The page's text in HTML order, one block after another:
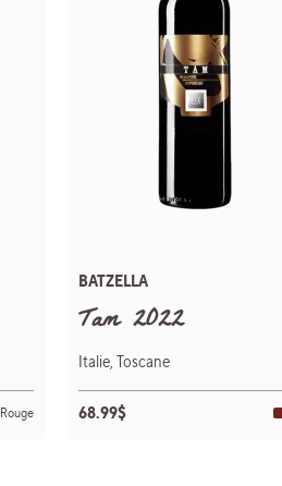
Rouge
BATZELLA
Tam 2022
Italie, Toscane
68.99$